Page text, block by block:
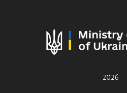
2026